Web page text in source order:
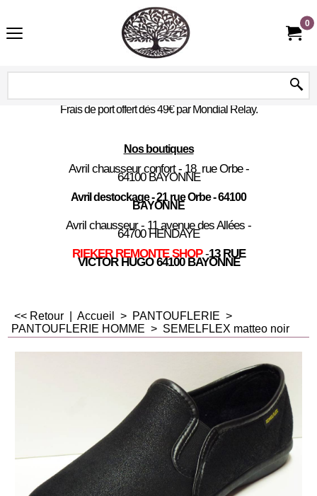
0
Frais de port offert dès 49€ par Mondial Relay.
Nos boutiques
Avril chausseur confort - 18 rue Orbe -
64100 BAYONNE
Avril destockage - 21 rue Orbe - 64100
BAYONNE
Avril chausseur - 11 avenue des Allées -
64700 HENDAYE
RIEKER REMONTE SHOP -13 RUE
VICTOR HUGO 64100 BAYONNE
<< Retour Accueil > PANTOUFLERIE >
PANTOUFLERIE HOMME > SEMELFLEX matteo noir